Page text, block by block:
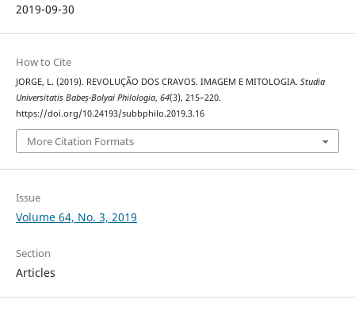
2019-09-30
How to Cite
JORGE, L. (2019). REVOLUÇÃO DOS CRAVOS. IMAGEM E MITOLOGIA. Studia
Universitatis Babeș-Bolyai Philologia, 64(3), 215–220.
https://doi.org/10.24193/subbphilo.2019.3.16
More Citation Formats
Issue
Volume 64, No. 3, 2019
Section
Articles